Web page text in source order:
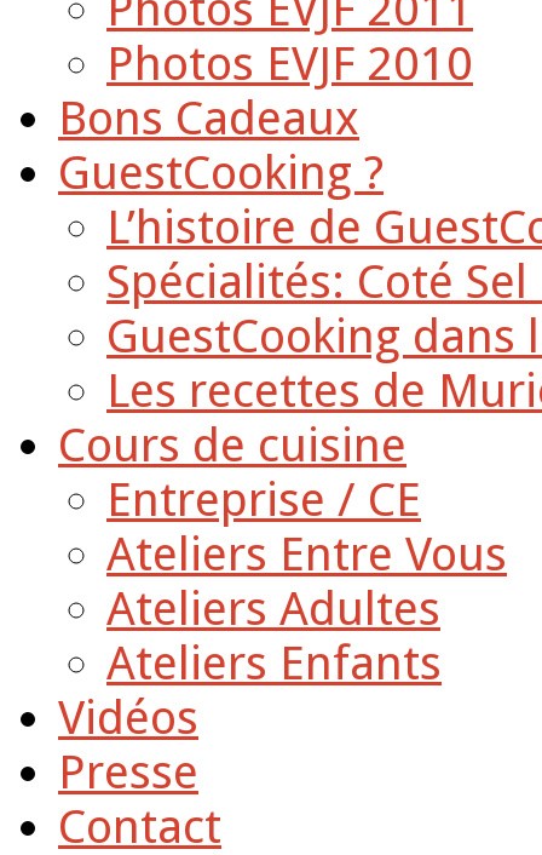
Photos EVJF 2010
Bons Cadeaux
GuestCooking ?
L’histoire de
Spécialités: Coté
GuestCooking dans
Les recettes de
Cours de cuisine
Entreprise / CE
Ateliers Entre Vous
Ateliers Adultes
Ateliers Enfants
Vidéos
Presse
Contact